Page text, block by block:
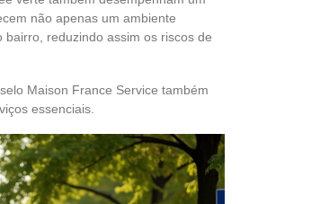
não apenas um ambiente
reduzindo assim os riscos de
Maison France Service também
essenciais.